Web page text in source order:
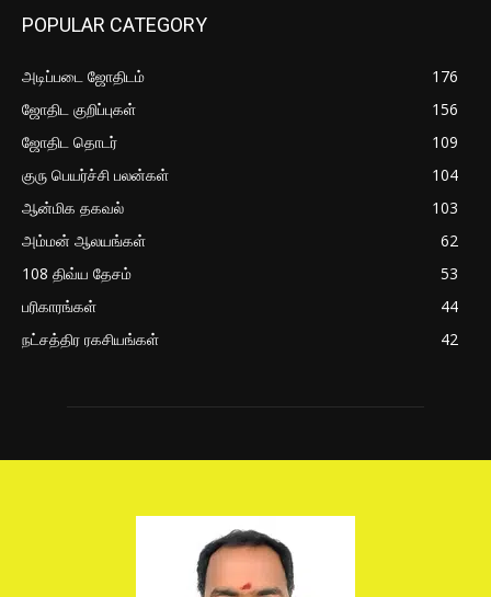
POPULAR CATEGORY
அடிப்படை ஜோதிடம்
176
ஜோதிட குறிப்புகள்
156
ஜோதிட தொடர்
109
குரு பெயர்ச்சி பலன்கள்
104
ஆன்மிக தகவல்
103
அம்மன் ஆலயங்கள்
62
108 திவ்ய தேசம்
53
பரிகாரங்கள்
44
நட்சத்திர ரகசியங்கள்
42